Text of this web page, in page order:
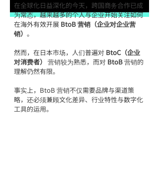
在全球化日益深化的今天，跨国商务合作已成
为常态，越来越多的个人与企业开始关注如何
在海外有效开展 BtoB 营销（企业对企业营
销） 。
然而，在日本市场，人们普遍对 BtoC（企业
对消费者） 营销较为熟悉，而对 BtoB 营销的
理解仍然有限。
事实上，BtoB 营销不仅需要品牌与渠道策
略，还必须兼顾文化差异、行业特性与数字化
工具的运用。